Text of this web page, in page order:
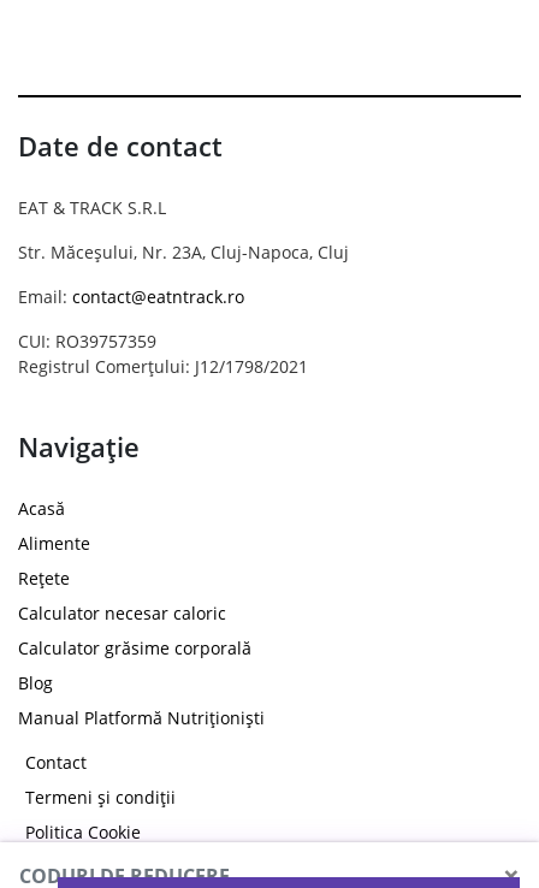
Date de contact
EAT & TRACK S.R.L
Str. Măceșului, Nr. 23A, Cluj-Napoca, Cluj
Email: contact@eatntrack.ro
CUI: RO39757359
Registrul Comerțului: J12/1798/2021
Navigație
Acasă
Alimente
Rețete
Calculator necesar caloric
Calculator grăsime corporală
Blog
Manual Platformă Nutriționiști
Contact
Termeni și condiții
Politica Cookie
Politica de confidențialitate
CODURI DE REDUCERE ×